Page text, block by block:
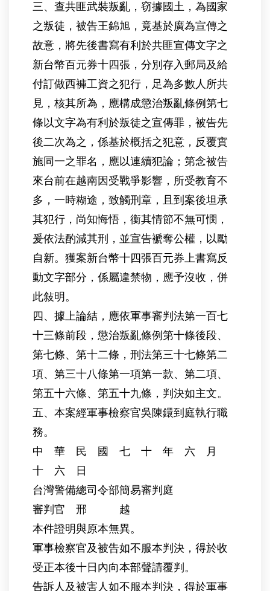
三、查共匪武裝叛亂，窃據國土，為國家
之叛徒，被告王錦旭，竟基於廣為宣傳之
故意，將先後書寫有利於共匪宣傳文字之
新台幣百元券十四張，分別存入郵局及給
付訂做西褲工資之犯行，足為多數人所共
見，核其所為，應構成懲治叛亂條例第七
條以文字為有利於叛徒之宣傳罪，被告先
後二次為之，係基於概括之犯意，反覆實
施同一之罪名，應以連續犯論；第念被告
來台前在越南因受戰爭影響，所受教育不
多，一時糊途，致觸刑章，且到案後坦承
其犯行，尚知悔悟，衡其情節不無可憫，
爰依法酌減其刑，並宣告褫奪公權，以勵
自新。獲案新台幣十四張百元券上書寫反
動文字部分，係屬違禁物，應予沒收，併
此敍明。
四、據上論結，應依軍事審判法第一百七
十三條前段，懲治叛亂條例第十條後段、
第七條、第十二條，刑法第三十七條第二
項、第三十八條第一項第一款、第二項、
第五十六條、第五十九條，判決如主文。
五、本案經軍事檢察官吳陳鐶到庭執行職
務。
中 華 民 國 七 十 年 六 月
十 六 日
台灣警備總司令部簡易審判庭
審判官 邢 越
本件證明與原本無異。
軍事檢察官及被告如不服本判決，得於收
受正本後十日內向本部聲請覆判。
告訴人及被害人如不服本判決，得於軍事